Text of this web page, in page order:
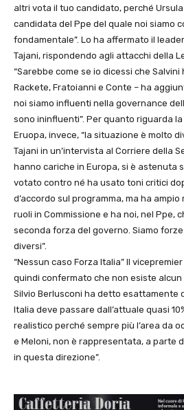
altri vota il tuo candidato, perché
candidata del Ppe del quale noi siamo
fondamentale”. Lo ha affermato il
Tajani, rispondendo agli attacchi della
“Sarebbe come se io dicessi che
Rackete, Fratoianni e Conte – ha
noi siamo influenti nella governance
sono ininfluenti”. Per quanto riguarda
Eruopa, invece, “la situazione è molto
Tajani in un’intervista al Corriere della
hanno cariche in Europa, si è astenuta
votato contro né ha usato toni critici
d’accordo sul programma, ma ha
ruoli in Commissione e ha noi, nel Ppe,
seconda forza del governo. Siamo
diversi”.
“Nessun caso Forza Italia” Il
quindi confermato che non esiste alcun
Silvio Berlusconi ha detto esattamente
Italia deve passare dall’attuale quasi
realistico perché sempre più l’area da
e Meloni, non è rappresentata, a parte
in questa direzione”.